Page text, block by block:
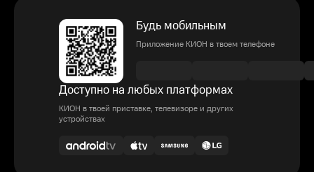
Будь мобильным
Приложение КИОН в твоем телефоне
Доступно на любых платформах
КИОН в твоей приставке, телевизоре и других
устройствах